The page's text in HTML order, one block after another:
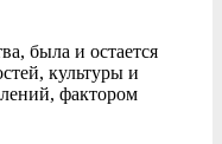
была и остается
культуры и
фактором